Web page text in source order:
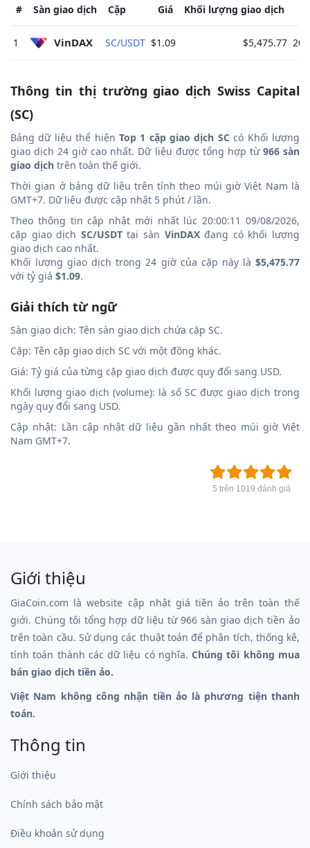
# Sàn giao dịch Cặp Giá Khối lượng giao dịch
1 VinDAX SC/USDT $1.09 $5,475.77
Thông tin thị trường giao dịch Swiss Capital
(SC)
Bảng dữ liệu thể hiện Top 1 cặp giao dịch SC có Khối lượng
giao dịch 24 giờ cao nhất. Dữ liệu được tổng hợp từ 966 sàn
giao dịch trên toàn thế giới.
Thời gian ở bảng dữ liệu trên tính theo múi giờ Việt Nam là
GMT+7. Dữ liệu được cập nhật 5 phút / lần.
Theo thông tin cập nhật mới nhất lúc 20:00:11 09/08/2026,
cặp giao dịch SC/USDTtại sàn VinDAXđang có khối lượng
giao dịch cao nhất.
Khối lượng giao dịch trong 24 giờ của cặp này là $5,475.77
với tỷ giá $1.09.
Giải thích từ ngữ
Sàn giao dịch: Tên sàn giao dịch chứa cặp SC.
Cặp: Tên cặp giao dịch SC với một đồng khác.
Giá: Tỷ giá của từng cặp giao dịch được quy đổi sang USD.
Khối lượng giao dịch (volume): là số SC được giao dịch trong
ngày quy đổi sang USD.
Cập nhật: Lần cập nhật dữ liệu gần nhất theo múi giờ Việt
Nam GMT+7.
5 trên 1019 đánh giá
Giới thiệu
GiaCoin.com là website cập nhật giá tiền ảo trên toàn thế
giới. Chúng tôi tổng hợp dữ liệu từ 966 sàn giao dịch tiền ảo
trên toàn cầu. Sử dụng các thuật toán để phân tích, thống kê,
tính toán thành các dữ liệu có nghĩa.Chúng tôi không mua
bán giao dịch tiền ảo.
Việt Nam không công nhận tiền ảo là phương tiện thanh
toán.
Thông tin
Giới thiệu
Chính sách bảo mật
Điều khoản sử dụng